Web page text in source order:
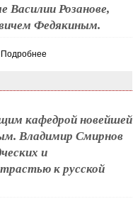
Василии Розанове,
Федякиным.
Подробнее
кафедрой новейшей
Владимир Смирнов
и
к русской